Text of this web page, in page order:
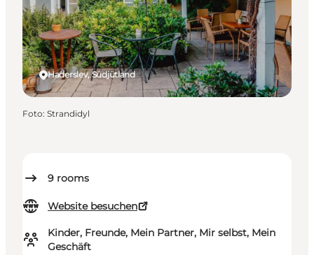
9 rooms
Website besuchen
Kinder, Freunde, Mein Partner, Mir selbst, Mein
Geschäft
Haderslev, Südjütland
Foto: Strandidyl